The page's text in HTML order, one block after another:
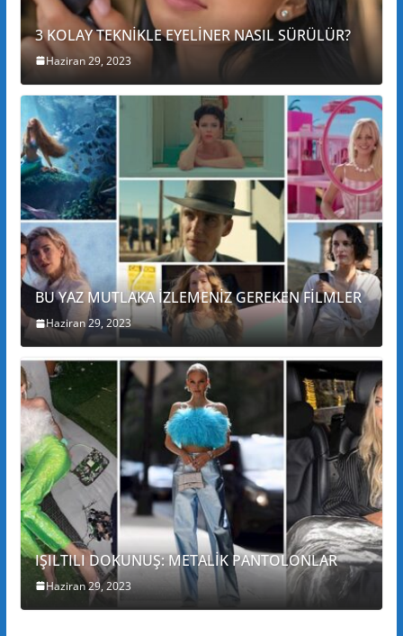
3 KOLAY TEKNİKLE EYELİNER NASIL SÜRÜLÜR?
Haziran 29, 2023
BU YAZ MUTLAKA İZLEMENİZ GEREKEN FİLMLER
Haziran 29, 2023
IŞILTILI DOKUNUŞ: METALİK PANTOLONLAR
Haziran 29, 2023